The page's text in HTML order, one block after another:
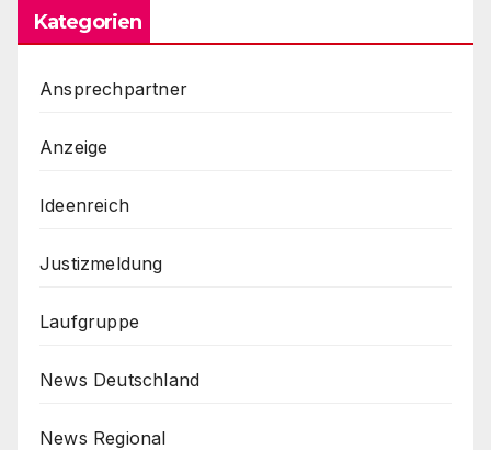
Kategorien
Ansprechpartner
Anzeige
Ideenreich
Justizmeldung
Laufgruppe
News Deutschland
News Regional